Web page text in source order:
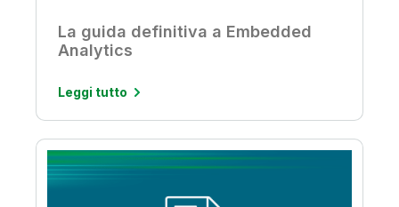
La guida definitiva a Embedded
Analytics
Leggi tutto